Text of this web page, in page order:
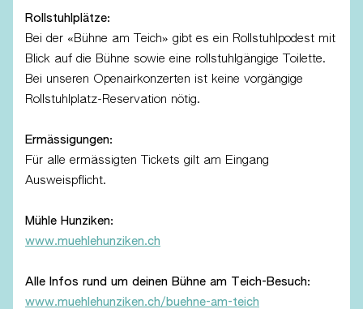
Rollstuhlplätze:
Bei der «Bühne am Teich» gibt es ein Rollstuhlpodest mit
Blick auf die Bühne sowie eine rollstuhlgängige Toilette.
Bei unseren Openairkonzerten ist keine vorgängige
Rollstuhlplatz-Reservation nötig.
Ermässigungen:
Für alle ermässigten Tickets gilt am Eingang
Ausweispflicht.
Mühle Hunziken:
www.muehlehunziken.ch
Alle Infos rund um deinen Bühne am Teich-Besuch:
www.muehlehunziken.ch/buehne-am-teich